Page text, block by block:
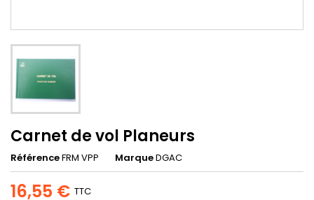
Carnet de vol Planeurs
RéférenceFRM VPP MarqueDGAC
16,55 € TTC